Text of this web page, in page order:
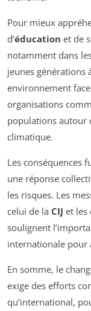
Pour mieux
d’éducation et de
notamment dans
jeunes générations
environnement
organisations
populations autour
climatique.
Les conséquences
une réponse
les risques. Les
celui de la CIJ et les
soulignent
internationale pour
En somme, le
exige des efforts
qu’international,